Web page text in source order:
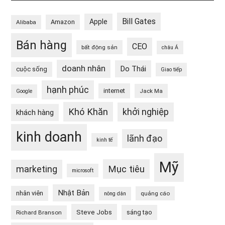
Alibaba Amazon Apple Bill Gates
Bán hàng bất động sản CEO châu Á
cuộc sống doanh nhân Do Thái Giao tiếp
Google hạnh phúc internet Jack Ma
khách hàng Khó Khăn khởi nghiệp
kinh doanh kinh tế lãnh đạo
marketing microsoft Mục tiêu Mỹ
nhân viên Nhật Bản nông dân quảng cáo
Richard Branson Steve Jobs sáng tạo